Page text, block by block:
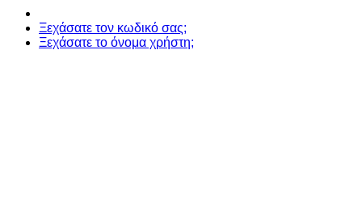
Ξεχάσατε τον κωδικό σας;
Ξεχάσατε το όνομα χρήστη;